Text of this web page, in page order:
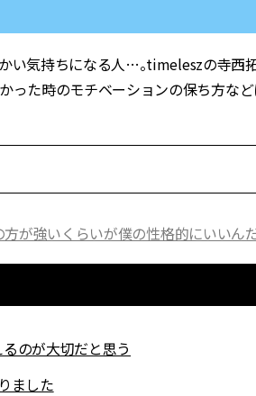
い気持ちになる人…。timeleszの寺西
った時のモチベーションの保ち方な
が強いくらいが僕の性格的にいいん
のが大切だと思う
ました
BEAUTY Aug, 5, 2026
忙しい毎日に「うるおいター
ボ」を。新【SOFINA BASIC＋】
シィ]
い！夜に仕込む「ヘアケア家
電」3選 | CLASSY.[クラッシィ]
ト！30代の夏枯れ肌を救う「先